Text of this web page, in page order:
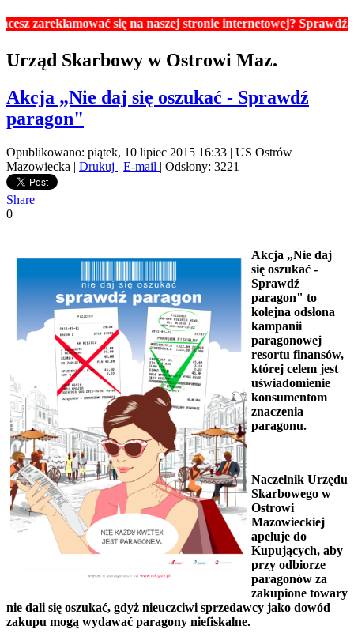
się na naszej stronie internetowej? Sprawdź ceny
Urząd Skarbowy w Ostrowi Maz.
Akcja „Nie daj się oszukać - Sprawdź
paragon"
Opublikowano: piątek, 10 lipiec 2015 16:33 | US Ostrów
Mazowiecka | Drukuj | E-mail | Odsłony: 3221
Share
0
Akcja „Nie daj
się oszukać -
Sprawdź
paragon" to
kolejna odsłona
kampanii
paragonowej
resortu finansów,
której celem jest
uświadomienie
konsumentom
znaczenia
paragonu.
Naczelnik Urzędu
Skarbowego w
Ostrowi
Mazowieckiej
apeluje do
Kupujących, aby
przy odbiorze
paragonów za
zakupione towary
nie dali się oszukać, gdyż nieuczciwi sprzedawcy jako dowód
zakupu mogą wydawać paragony niefiskalne.